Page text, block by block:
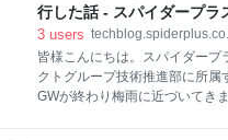
マイクロサービス的な関係にあ
独立した
クや開発工程で検出される不具
な分析をおこなうための取り組
Blogでは今、進めている不具合
を共有したいと思います。 なぜ
か？ すでに不具合分析をされて
行した話 - スパイダープ
3 users
皆様こんにちは。スパイダープ
クトグループ技術推進部に所属
GWが終わり梅雨に近づいてき